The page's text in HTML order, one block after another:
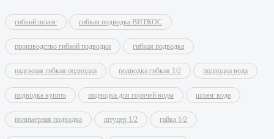
гибкий шланг гибкая подводка ВИТКОС
производство гибкой подводки гибкая подводка
надежная гибкая подводка подводка гибкая 1/2 подводка вода
подводка купить подводка для горячей воды шланг вода
полимерная подводка штуцер 1/2 гайка 1/2